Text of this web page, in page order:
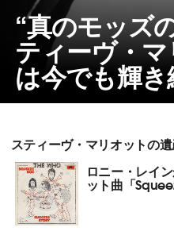
“真のモッズ
ティーヴ・
は今でも輝
スティーヴ・マリオットの
ロニー・レイ
ット曲「